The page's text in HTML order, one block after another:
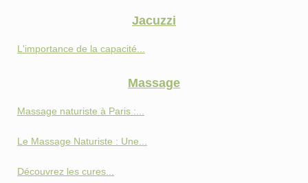
Jacuzzi
L'importance de la capacité...
Massage
Massage naturiste à Paris :...
Le Massage Naturiste : Une...
Découvrez les cures...